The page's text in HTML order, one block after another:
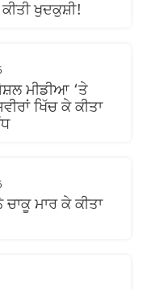
ਖੁਦਕੁਸ਼ੀ!
ਮੀਡੀਆ ‘ਤੇ
ਖਿੱਚ ਕੇ ਕੀਤਾ
ਮਾਰ ਕੇ ਕੀਤਾ